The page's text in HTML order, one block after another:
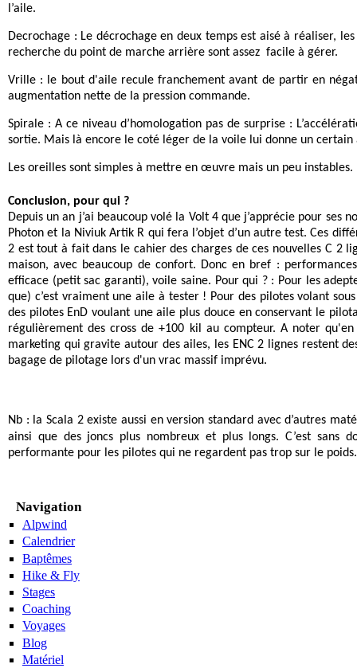
l’aile.
Decrochage : Le décrochage en deux temps est aisé à réaliser,
recherche du point de marche arrière sont assez facile à gérer.
Vrille : le bout d'aile recule franchement avant de partir en
augmentation nette de la pression commande.
Spirale : A ce niveau d’homologation pas de surprise :
sortie. Mais là encore le coté léger de la voile lui donne un
Les oreilles sont simples à mettre en œuvre mais un peu instables.
Conclusion, pour qui ?
Depuis un an j’ai beaucoup volé la Volt 4 que j’apprécie pour ses
Photon et la Niviuk Artik R qui fera l’objet d’un autre test. Ces
2 est tout à fait dans le cahier des charges de ces nouvelles C 2
maison, avec beaucoup de confort. Donc en bref :
efficace (petit sac garanti), voile saine. Pour qui ? : Pour les
que) c’est vraiment une aile à tester ! Pour des pilotes volant
des pilotes EnD voulant une aile plus douce en conservant le
régulièrement des cross de +100 kil au compteur. A noter
marketing qui gravite autour des ailes, les ENC 2 lignes restent
bagage de pilotage lors d'un vrac massif imprévu.
Nb : la Scala 2 existe aussi en version standard avec d’autres
ainsi que des joncs plus nombreux et plus longs. C’est sans
performante pour les pilotes qui ne regardent pas trop sur le poids.
Navigation
Alpwind
Calendrier
Baptêmes
Hike & Fly
Stages
Coaching
Voyages
Blog
Matériel